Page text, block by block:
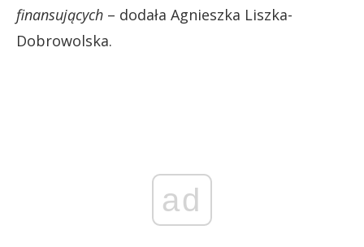
finansujących – dodała Agnieszka Liszka-
Dobrowolska.
ad